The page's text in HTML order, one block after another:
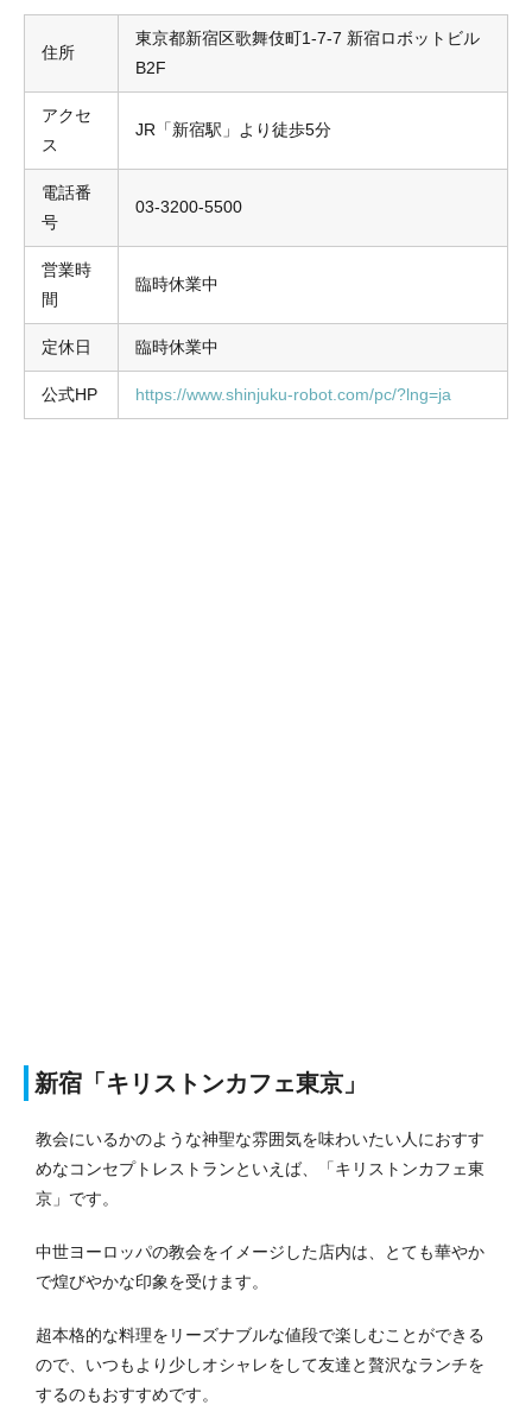
住所
東京都新宿区歌舞伎町1-7-7 新宿ロボットビル
B2F
アクセ
ス
JR「新宿駅」より徒歩5分
電話番
号
03-3200-5500
営業時
間
臨時休業中
定休日 臨時休業中
公式HP https://www.shinjuku-robot.com/pc/?lng=ja
新宿「キリストンカフェ東京」
教会にいるかのような神聖な雰囲気を味わいたい人におすす
めなコンセプトレストランといえば、「キリストンカフェ東
京」です。
中世ヨーロッパの教会をイメージした店内は、とても華やか
で煌びやかな印象を受けます。
超本格的な料理をリーズナブルな値段で楽しむことができる
ので、いつもより少しオシャレをして友達と贅沢なランチを
するのもおすすめです。